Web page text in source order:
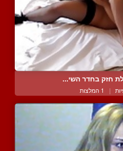
חזק בחדר השי...
| 1 המלצות